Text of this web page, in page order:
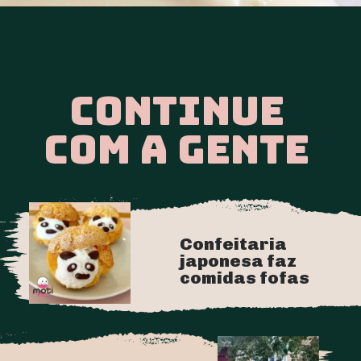
CONTINUE
COM A GENTE
Confeitaria
japonesa faz
comidas fofas